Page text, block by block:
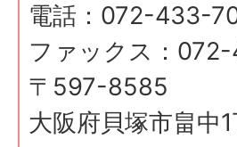
電話：072-433-
ファックス：
〒597-8585
大阪府貝塚市畠中